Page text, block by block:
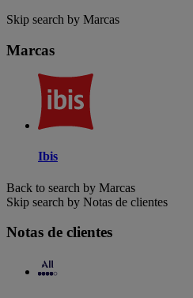
Skip search by Marcas
Marcas
Ibis
Back to search by Marcas
Skip search by Notas de clientes
Notas de clientes